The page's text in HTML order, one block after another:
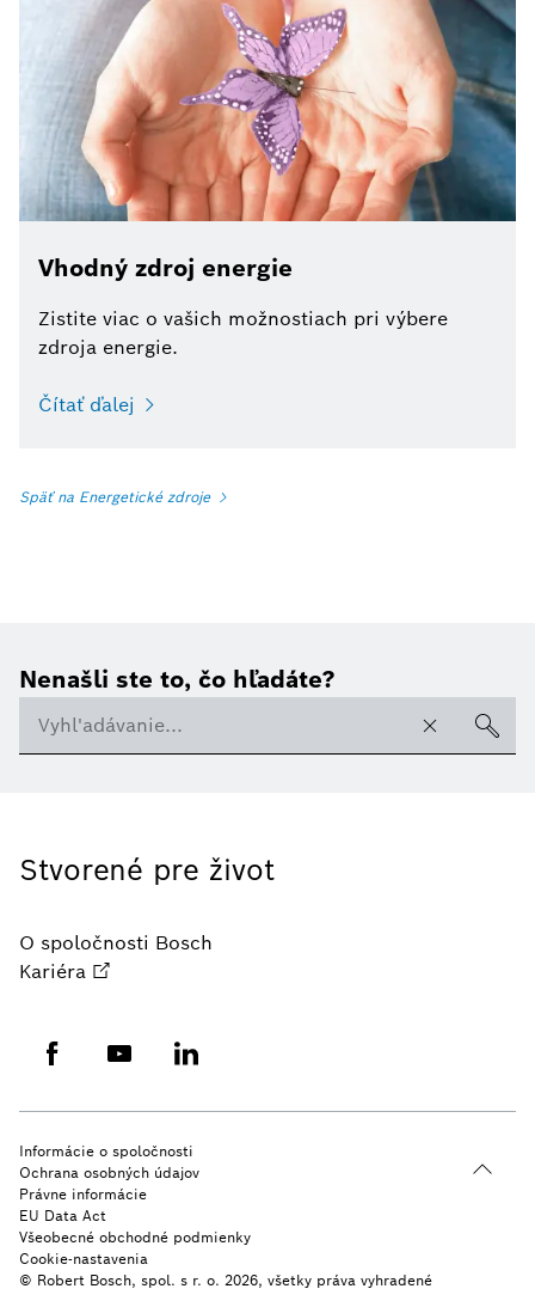
Vhodný zdroj energie
Zistite viac o vašich možnostiach pri výbere
zdroja energie.
Čítať ďalej
Späť na Energetické zdroje
Nenašli ste to, čo hľadáte?
Stvorené pre život
O spoločnosti Bosch
Kariéra
© Robert Bosch, spol. s r. o. 2026, všetky práva vyhradené
Informácie o spoločnosti
Ochrana osobných údajov
Právne informácie
EU Data Act
Všeobecné obchodné podmienky
Cookie-nastavenia